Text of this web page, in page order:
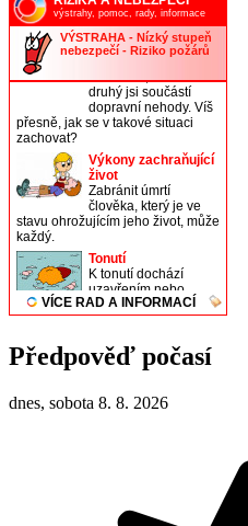
Předpověď počasí
dnes, sobota 8. 8. 2026